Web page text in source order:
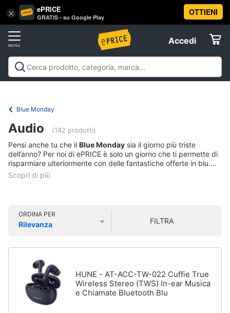
× ePRICE
GRATIS - su Google Play
OTTIENI
Accedi
Accedi
Registrati
Offerte
Informatica
Telefonia
Tv
Cinema
home
Videogiochi
Audio
Vai
al
Blue Monday
Audio (142 prodotti)
Pensi anche tu che il Blue Monday sia il giorno più triste
dell’anno? Per noi di ePRICE è solo un giorno che ti permette di
risparmiare ulteriormente con delle fantastiche offerte in blu.
Nella sezione
ti serve per la tua casa o per il tuo tempo libero e colorare di
ORDINA PER
Rilevanza
FILTRA
HUNE - AT-ACC-TW-022 Cuffie True
Wireless Stereo (TWS) In-ear Musica
e Chiamate Bluetooth Blu